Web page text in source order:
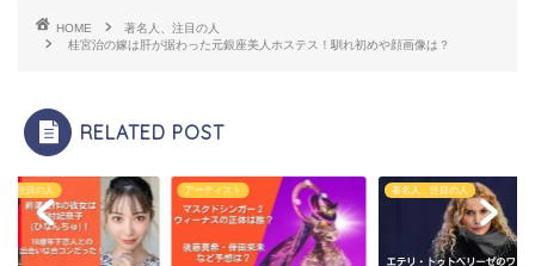
HOME
著名人、注目の人
桂宮治の嫁は肝が据わった元銀座美人ホステス！馴れ初めや顔画像は？
RELATED POST
、注目の人 アーティスト 著名人、注目の人